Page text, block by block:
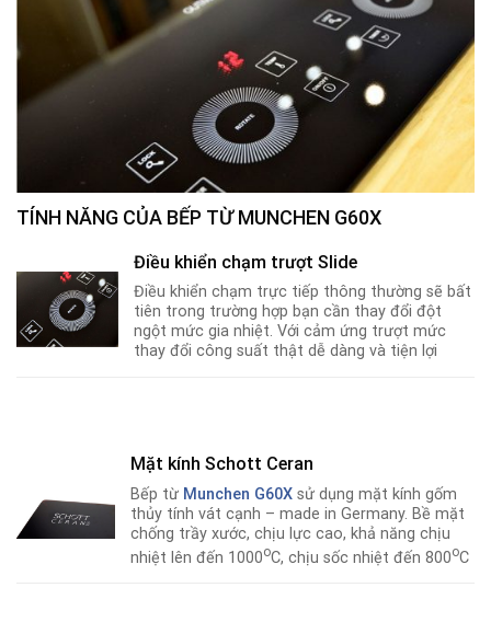
TÍNH NĂNG CỦA BẾP TỪ MUNCHEN G60X
Điều khiển chạm trượt Slide
Điều khiển chạm trực tiếp thông thường sẽ bất
tiên trong trường hợp bạn cần thay đổi đột
ngột mức gia nhiệt. Với cảm ứng trượt mức
thay đổi công suất thật dễ dàng và tiện lợi
Mặt kính Schott Ceran
Bếp từ Munchen G60X sử dụng mặt kính gốm
thủy tính vát cạnh – made in Germany. Bề mặt
chống trầy xước, chịu lực cao, khả năng chịu
nhiệt lên đến 1000oC, chịu sốc nhiệt đến 800oC